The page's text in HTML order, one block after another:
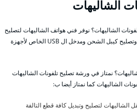
الشاليهات
الشاليهات؟ نوفر فني هواتف الشاليهات لتصليح
وصيانة كافة أجهزة الايفون الحديثة وتصليح كيبل الشحن ومدخل ال USB الخاص لأجهزة
نمتاز في ورشة تصليح تلفونات الشاليهات
الشاليهات كما نمتاز أيضا ب:
الشاليهات لتصليح وتبديل كافة قطع التالفة